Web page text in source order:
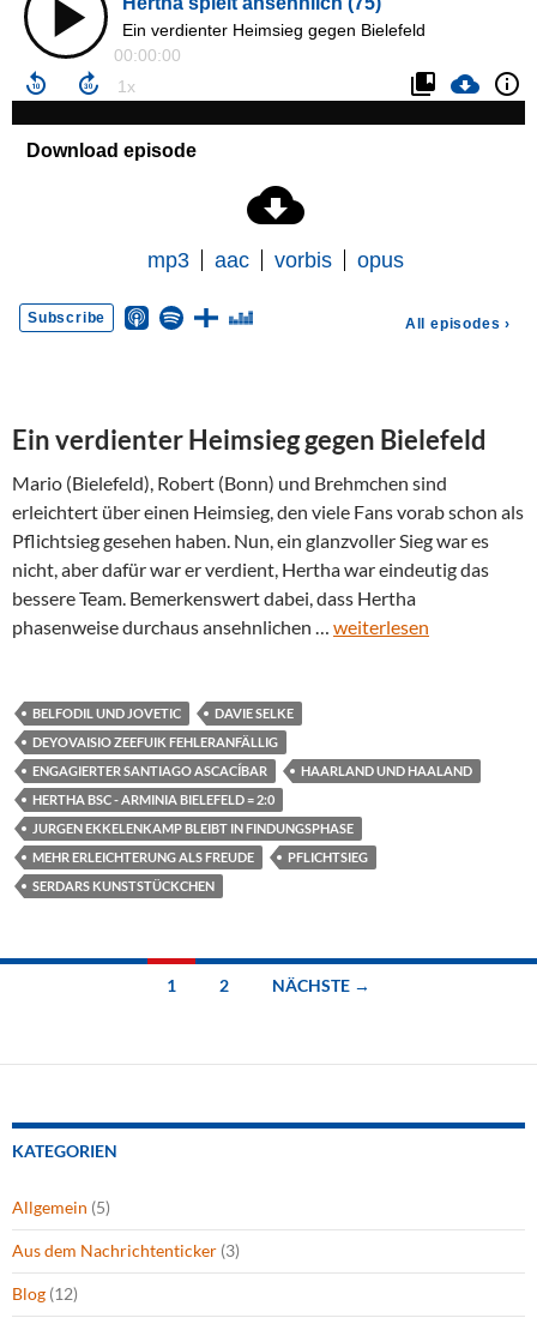
Ein verdienter Heimsieg gegen Bielefeld
Mario (Bielefeld), Robert (Bonn) und Brehmchen sind
erleichtert über einen Heimsieg, den viele Fans vorab schon als
Pflichtsieg gesehen haben. Nun, ein glanzvoller Sieg war es
nicht, aber dafür war er verdient, Hertha war eindeutig das
bessere Team. Bemerkenswert dabei, dass Hertha
phasenweise durchaus ansehnlichen … weiterlesen
BELFODIL UND JOVETIC
DAVIE SELKE
DEYOVAISIO ZEEFUIK FEHLERANFÄLLIG
ENGAGIERTER SANTIAGO ASCACÍBAR
HAARLAND UND HAALAND
HERTHA BSC - ARMINIA BIELEFELD = 2:0
JURGEN EKKELENKAMP BLEIBT IN FINDUNGSPHASE
MEHR ERLEICHTERUNG ALS FREUDE
PFLICHTSIEG
SERDARS KUNSTSTÜCKCHEN
Beitragsnavigation
1 2 NÄCHSTE →
KATEGORIEN
Allgemein (5)
Aus dem Nachrichtenticker (3)
Blog (12)